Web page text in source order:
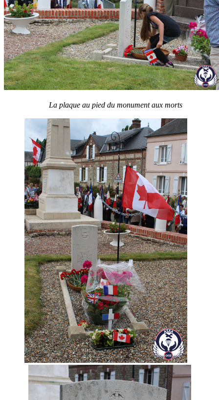
La plaque au pied du monument aux morts